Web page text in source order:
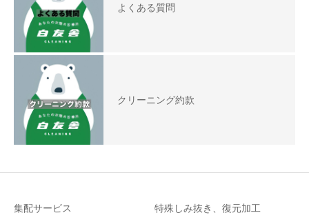
よくある質問
クリーニング約款
集配サービス 特殊しみ抜き、復元加工